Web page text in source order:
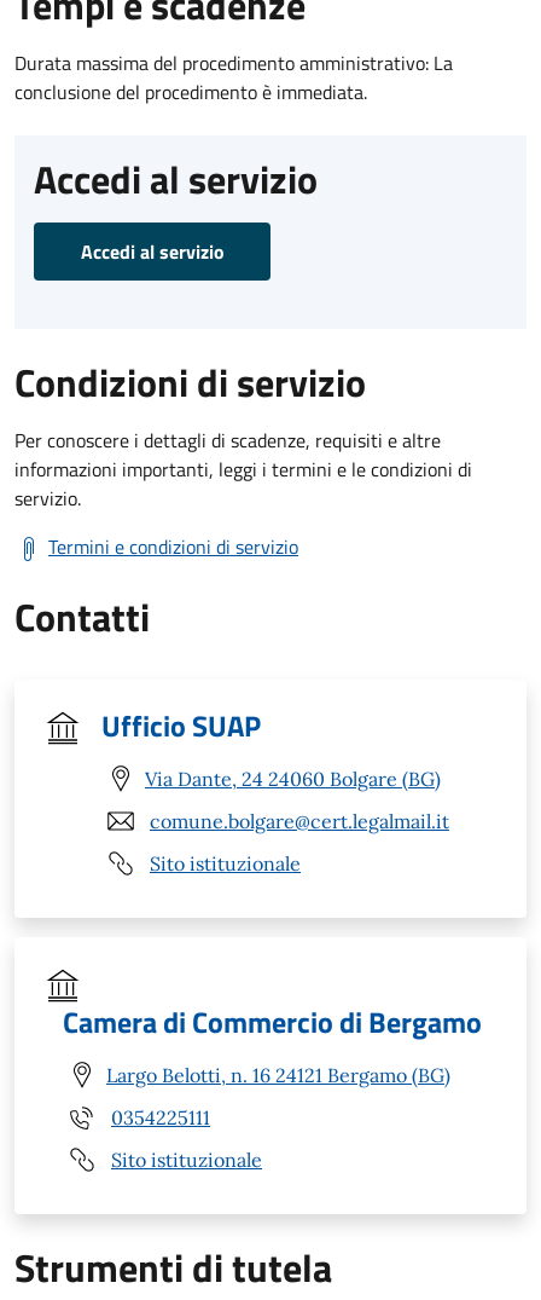
Durata massima del procedimento amministrativo: La
conclusione del procedimento è immediata.
Accedi al servizio
Accedi al servizio
Condizioni di servizio
Per conoscere i dettagli di scadenze, requisiti e altre
informazioni importanti, leggi i termini e le condizioni di
servizio.
Termini e condizioni di servizio
Contatti
Ufficio SUAP
Via Dante, 24 24060 Bolgare (BG)
comune.bolgare@cert.legalmail.it
Sito istituzionale
Camera di Commercio di Bergamo
Largo Belotti, n. 16 24121 Bergamo (BG)
0354225111
Sito istituzionale
Strumenti di tutela